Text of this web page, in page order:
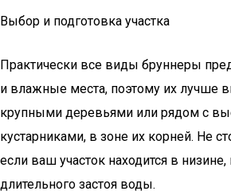
Выбор и подготовка участка
Практически все виды бруннеры
и влажные места, поэтому их лучше
крупными деревьями или рядом с
кустарниками, в зоне их корней. Не
если ваш участок находится в низине,
длительного застоя воды.